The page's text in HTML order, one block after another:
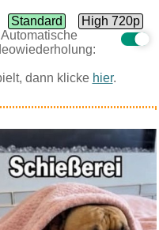
Standard
High 720p
Automatische
dann klicke hier.